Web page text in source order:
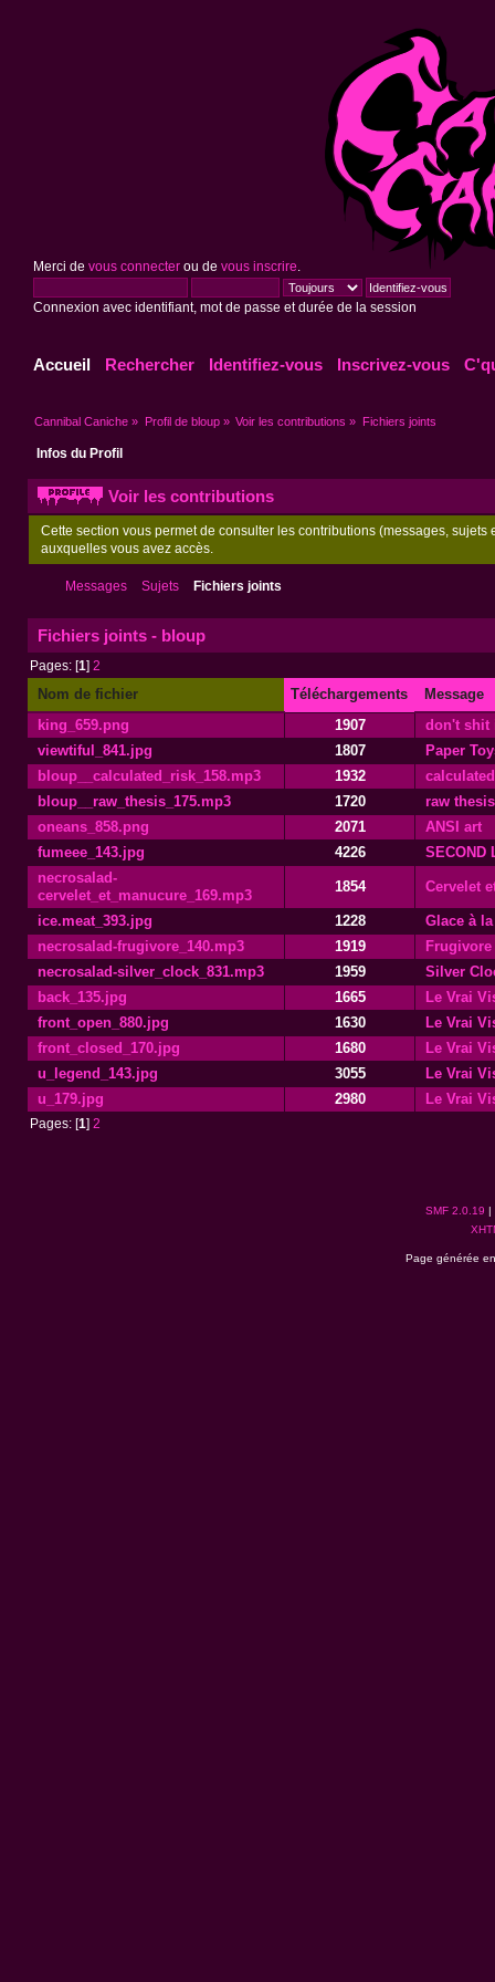
Merci de vous connecterou de vous inscrire
Connexion avec identifiant, mot de passe et durée de la session
Accueil Rechercher Identifiez-vous Inscrivez-vous
Cannibal Caniche » Profil de bloup» Voir les contributions » Fichiers joints
Infos du Profil
Voir les contributions
Cette section vous permet de consulter les contributions (messages,
auxquelles vous avez accès.
Messages Sujets Fichiers joints
Fichiers joints - bloup
Pages: [1]2
Nom de fichier Téléchargements
Message
king_659.png
1907
don't shit
viewtiful_841.jpg
1807
Paper
bloup__calculated_risk_158.mp3
1932
bloup__raw_thesis_175.mp3
1720
raw thesis
oneans_858.png
2071
ANSI art
fumeee_143.jpg
4226
SECOND
necrosalad-
cervelet_et_manucure_169.mp3
1854 Cervelet
ice.meat_393.jpg 1228
Glace à
necrosalad-frugivore_140.mp3
1919
Frugivore
necrosalad-silver_clock_831.mp3
1959
Silver
back_135.jpg
1665
Le Vrai
front_open_880.jpg
1630
Le Vrai
front_closed_170.jpg
1680
Le Vrai
u_legend_143.jpg
3055
Le Vrai
u_179.jpg
2980 Le Vrai
Pages: [1 ]2
SMF 2.0.19 |
Page générée